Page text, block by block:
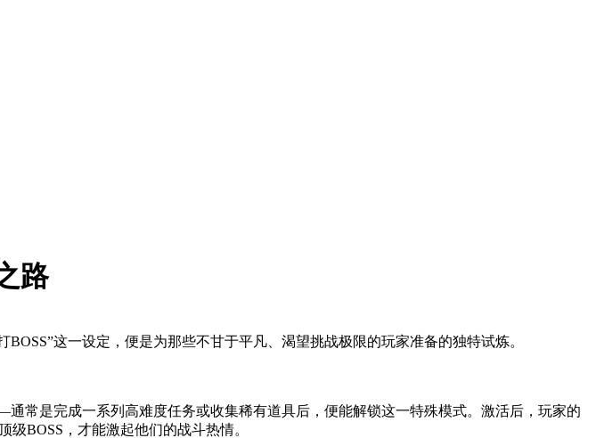
路
这一设定，便是为那些不甘于平凡、渴望挑战极限的玩家准备的独特试炼。
常是完成一系列高难度任务或收集稀有道具后，便能解锁这一特殊模式。激活后，玩家的
BOSS，才能激起他们的战斗热情。